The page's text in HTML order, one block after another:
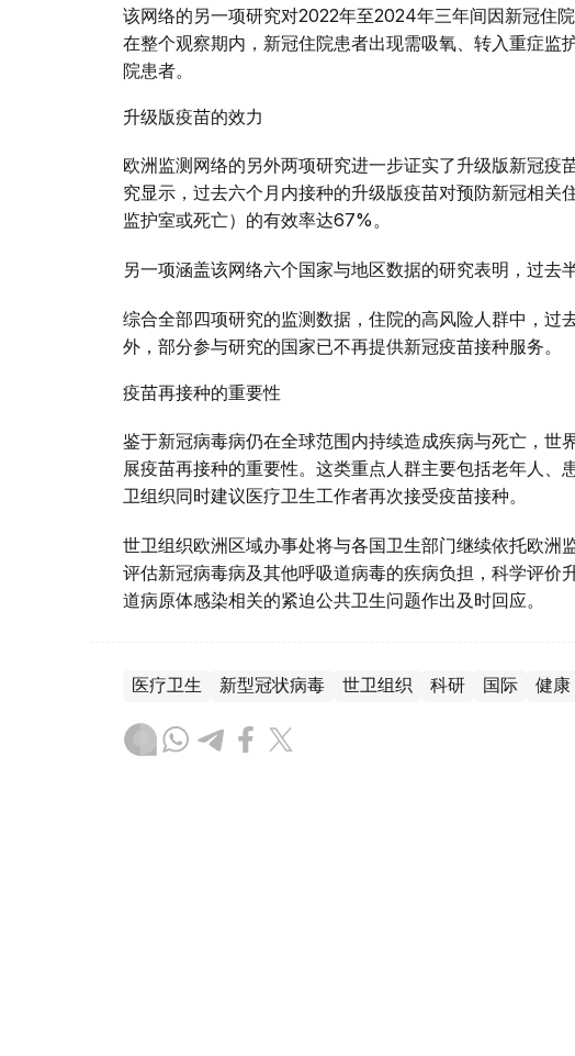
该网络的另一项研究对2022年至2024年三年间因新冠住
在整个观察期内，新冠住院患者出现需吸氧、转入重症监
院患者。
升级版疫苗的效力
欧洲监测网络的另外两项研究进一步证实了升级版新冠疫
究显示，过去六个月内接种的升级版疫苗对预防新冠相
监护室或死亡）的有效率达67%。
另一项涵盖该网络六个国家与地区数据的研究表明，过去
综合全部四项研究的监测数据，住院的高风险人群中，过
外，部分参与研究的国家已不再提供新冠疫苗接种服务。
疫苗再接种的重要性
鉴于新冠病毒病仍在全球范围内持续造成疾病与死亡，世
展疫苗再接种的重要性。这类重点人群主要包括老年人、
卫组织同时建议医疗卫生工作者再次接受疫苗接种。
世卫组织欧洲区域办事处将与各国卫生部门继续依托欧洲
评估新冠病毒病及其他呼吸道病毒的疾病负担，科学评价
道病原体感染相关的紧迫公共卫生问题作出及时回应。
医疗卫生 新型冠状病毒 世卫组织 科研 国际 健康